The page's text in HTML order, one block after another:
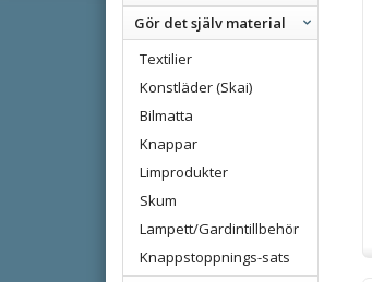
Gör det själv material
Textilier
Konstläder (Skai)
Bilmatta
Knappar
Limprodukter
Skum
Lampett/Gardintillbehör
Knappstoppnings-sats